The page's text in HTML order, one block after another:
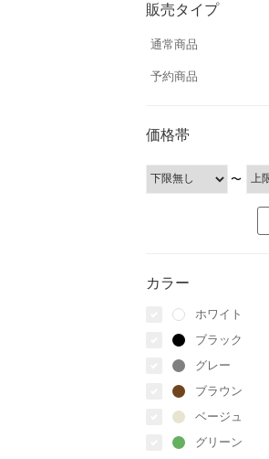
販売タイプ
通常商品
予約商品
価格帯
〜
カラー
ホワイト
ブラック
グレー
ブラウン
ベージュ
グリーン